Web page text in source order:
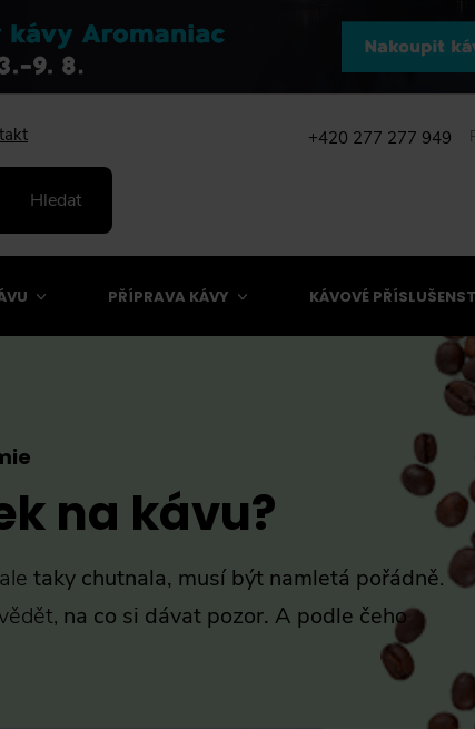
Hledat
+420 277 277 949
PŘÍPRAVA KÁVY KÁVOVÉ
na kávu?
taky chutnala, musí být namletá pořádně.
na co si dávat pozor. A podle čeho